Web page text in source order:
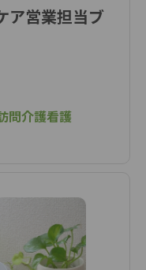
ア営業担当ブ
問介護看護